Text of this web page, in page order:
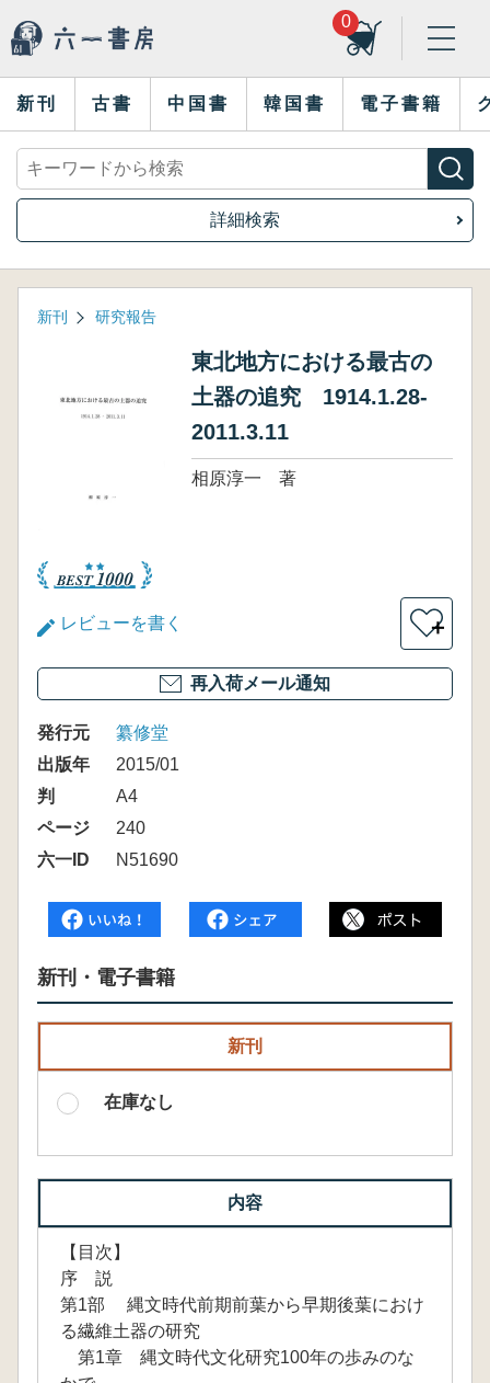
0
新刊 古書 中国書 韓国書 電子書籍
詳細検索
新刊 研究報告
東北地方における最古の
土器の追究 1914.1.28-
2011.3.11
相原淳一 著
レビューを書く ＋
再入荷メール通知
発行元
纂修堂
出版年
2015/01
判
A4
ページ
240
六一ID
N51690
新刊・電子書籍
新刊
在庫なし
内容
【目次】
序 説
第1部 縄文時代前期前葉から早期後葉におけ
る繊維土器の研究
第1章 縄文時代文化研究100年の歩みのな